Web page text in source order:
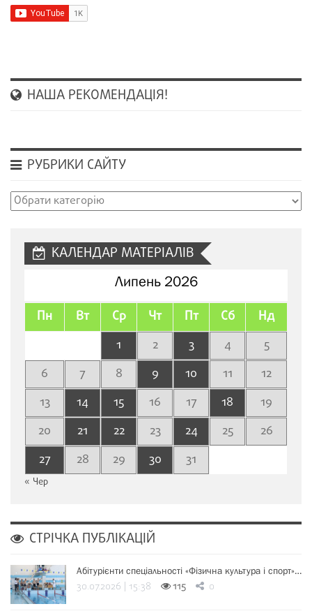
НАША РЕКОМЕНДАЦІЯ!
РУБРИКИ САЙТУ
Рубрики
КАЛЕНДАР МАТЕРІАЛІВ
Липень 2026
Пн Вт Ср Чт Пт Сб Нд
1 2 3 4
5
6
7 8 9 10 11
12
13
14 15 16 17 18
19
20
21 22 23 24 25
26
27
28 29 30 31
« Чер
СТРІЧКА ПУБЛІКАЦІЙ
Абітурієнти спеціальності «Фізична культура і спорт»…
30.07.2026 | 15:38 115 0